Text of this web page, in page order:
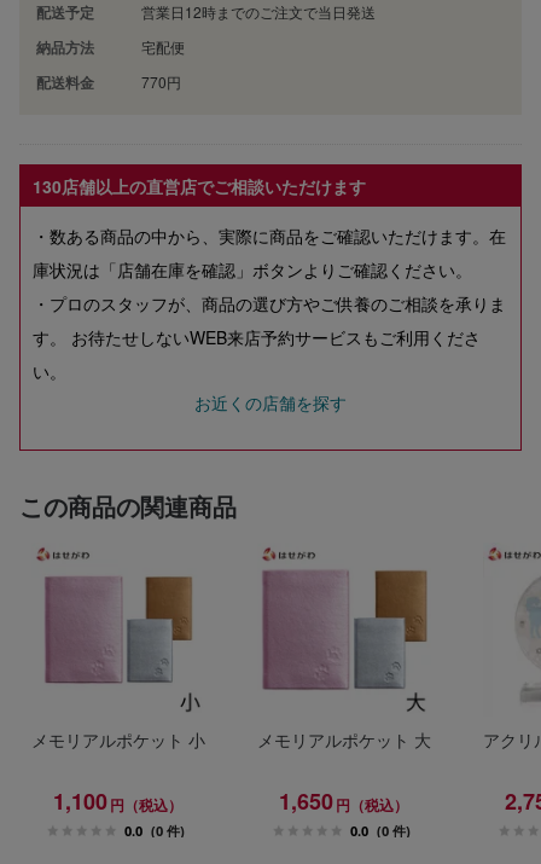
配送予定 営業日12時までのご注文で当日発送
納品方法 宅配便
配送料金 770円
130店舗以上の直営店でご相談いただけます
・数ある商品の中から、実際に商品をご確認いただけます。在
庫状況は「店舗在庫を確認」ボタンよりご確認ください。
・プロのスタッフが、商品の選び方やご供養のご相談を承りま
す。 お待たせしないWEB来店予約サービスもご利用くださ
い。
お近くの店舗を探す
この商品の関連商品
メモリアルポケット 小
1,100円（税込）
0.0 (0 件)
メモリアルポケット 大
1,650円（税込）
0.0 (0 件)
アクリ